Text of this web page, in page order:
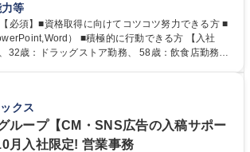
等 ★異業界からの転職者が多数活躍しています
＋別途インセンティヴで平均約100万円/年（昨年度
者資格手当50,000円/月 ★親会社である株式会社合
ループ会社として、質の高いサービスと適性価格を
等
必須】■資格取得に向けてコツコツ努力できる方 ■
積極的に行動できる方 【入社
ドラッグストア勤務、 58歳：飲食店勤務
魅力】■フレックス制度、未経験からでも下限年収
院 大学 高専 短大 専修学校 高校 語学力： 資格：第
車
クス
ループ【CM・SNS広告の入稿サポー
月入社限定! 営業事務